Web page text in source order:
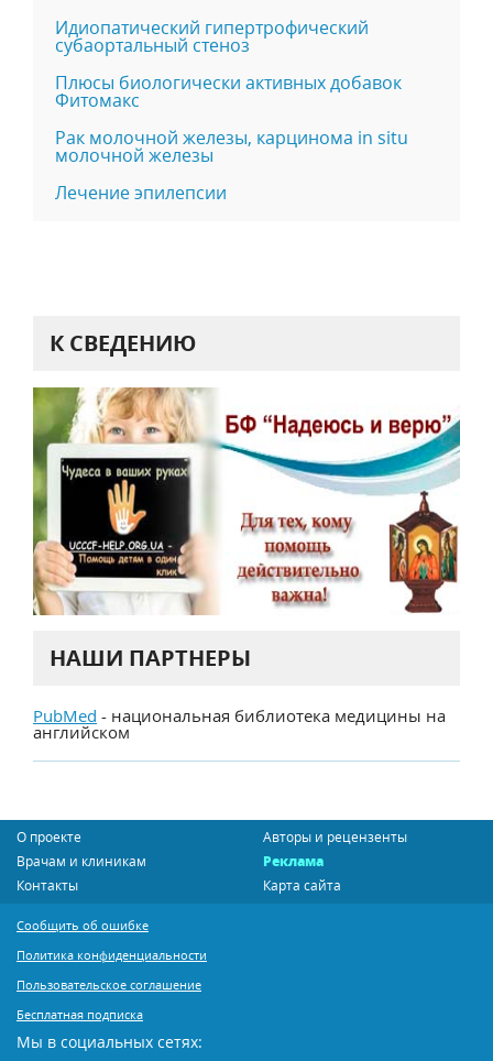
Идиопатический гипертрофический
субаортальный стеноз
Плюсы биологически активных добавок
Фитомакс
Рак молочной железы, карцинома in situ
молочной железы
Лечение эпилепсии
К СВЕДЕНИЮ
НАШИ ПАРТНЕРЫ
PubMed - национальная библиотека медицины на
английском
О проекте
Авторы и рецензенты
Врачам и клиникам
Реклама
Контакты
Карта сайта
Сообщить об ошибке
Политика конфиденциальности
Пользовательское соглашение
Бесплатная подписка
Мы в социальных сетях: